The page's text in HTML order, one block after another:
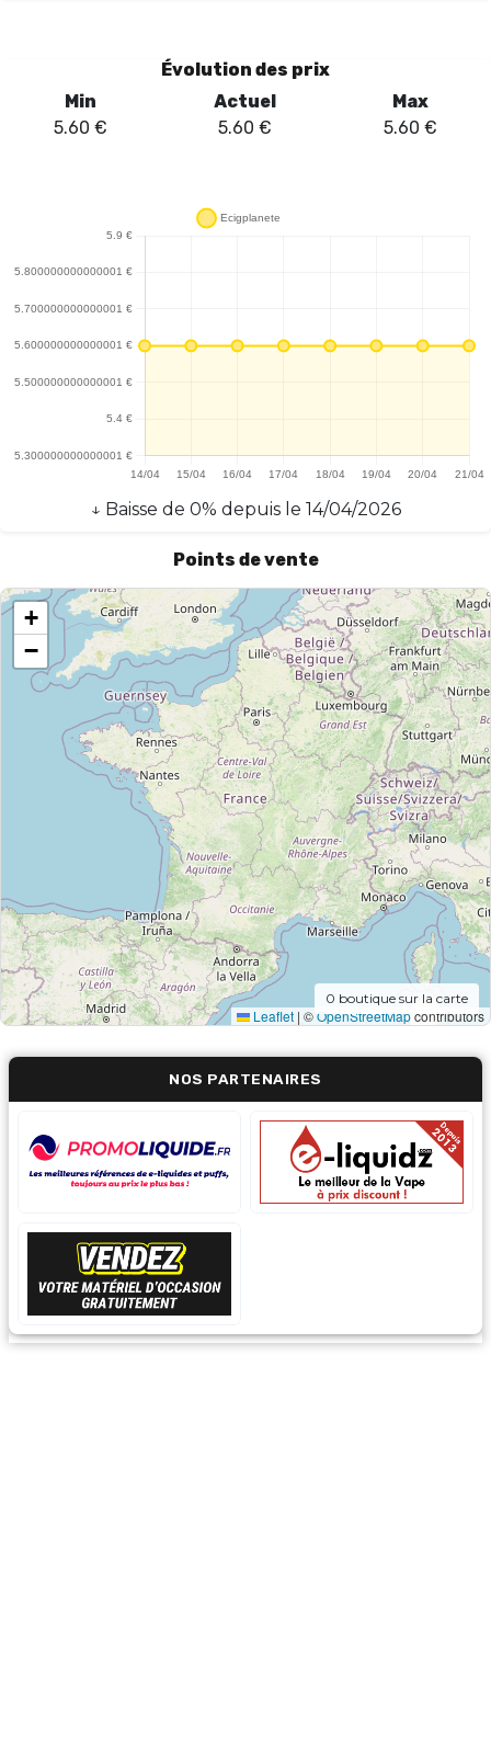
batterie intégrée de 60mAh et une power bank de 400mAh,
prolongée sans souci de manquer d'énergie. Les cartouches de
1.2ml offrent une belle variété de saveurs, allant de la fraise au
choix judicieux pour ceux qui souhaitent se sevrer du tabac tout
en profitant d'une expérience de vapotage satisfaisante et
variée. Sa praticité et son efficacité en font un allié de taille dans
Évolution des prix
Min
5.60 €
Actuel
5.60 €
Max
5.60 €
↓ Baisse de 0% depuis le 14/04/2026
Points de vente
+
−
Leaflet | ©OpenStreetMapcontributors
0 boutique sur la carte
NOS PARTENAIRES